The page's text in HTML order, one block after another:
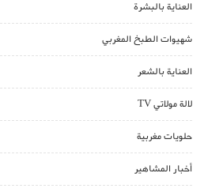
العناية بالبشرة
شهيوات الطبخ المغربي
العناية بالشعر
لالة مولاتي TV
حلويات مغربية
أخبار المشاهير